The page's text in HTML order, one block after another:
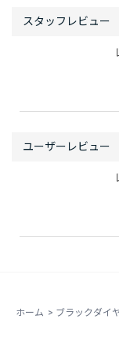
ホーム > ブラックダイ